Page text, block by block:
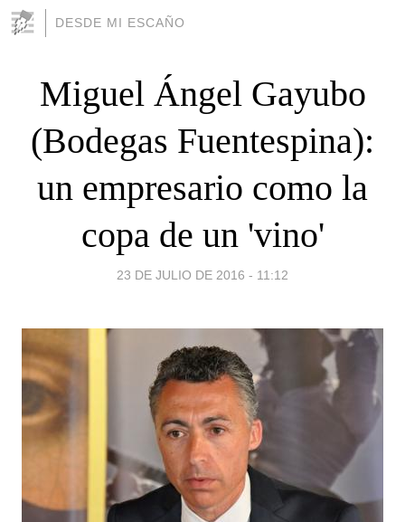
DESDE MI ESCAÑO
Miguel Ángel Gayubo
(Bodegas Fuentespina):
un empresario como la
copa de un 'vino'
23 DE JULIO DE 2016 - 11:12